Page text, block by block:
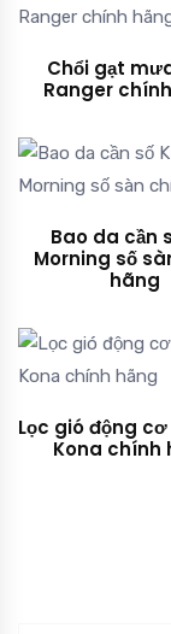
Chổi gạt
Ranger
Bao da cần
Morning số
hãng
Lọc gió động
Kona chính